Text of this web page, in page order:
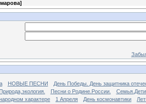
]
НОВЫЕ ПЕСНИ
День Победы. День защитника
Природа,экология. Песни о Родине.России.
характере 1 Апреля День космонавтики